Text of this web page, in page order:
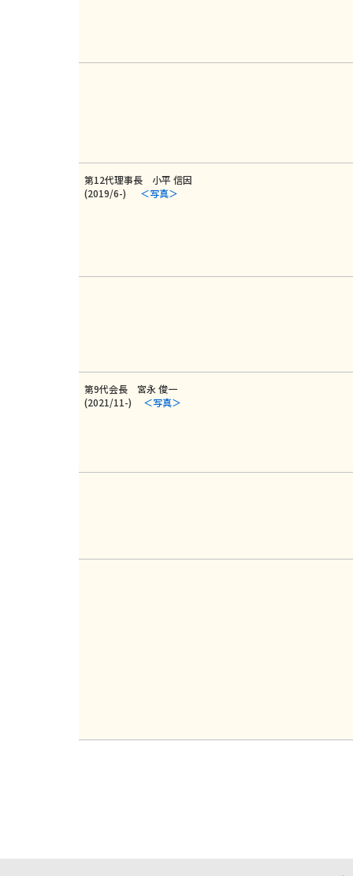
第12代理事長 小平 信因
(2019/6-) ＜写真＞
第9代会長 宮永 俊一
(2021/11-) ＜写真＞